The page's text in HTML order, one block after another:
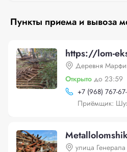
Пункты приема и вывоза
https://lom-
Деревня
Открыто до 23:59
+7 (968) 767-
Приёмщик:
улица